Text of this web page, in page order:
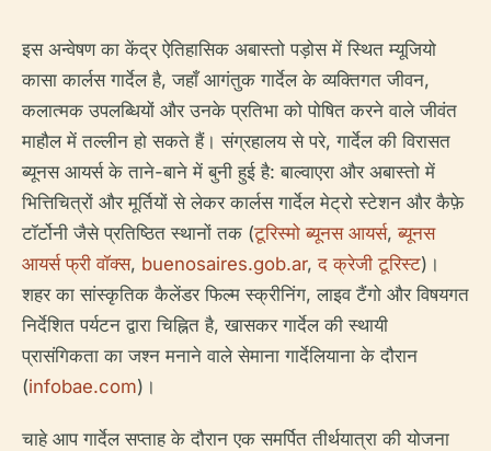
इस अन्वेषण का केंद्र ऐतिहासिक अबास्तो पड़ोस में स्थित म्यूजियो
कासा कार्लस गार्देल है, जहाँ आगंतुक गार्देल के व्यक्तिगत जीवन,
कलात्मक उपलब्धियों और उनके प्रतिभा को पोषित करने वाले जीवंत
माहौल में तल्लीन हो सकते हैं। संग्रहालय से परे, गार्देल की विरासत
ब्यूनस आयर्स के ताने-बाने में बुनी हुई है: बाल्वाएरा और अबास्तो में
भित्तिचित्रों और मूर्तियों से लेकर कार्लस गार्देल मेट्रो स्टेशन और कैफ़े
टॉर्टोनी जैसे प्रतिष्ठित स्थानों तक (टूरिस्मो ब्यूनस आयर्स,ब्यूनस
आयर्स फ्री वॉक्स, buenosaires.gob.ar,द क्रेजी टूरिस्ट)।
शहर का सांस्कृतिक कैलेंडर फिल्म स्क्रीनिंग, लाइव टैंगो और विषयगत
निर्देशित पर्यटन द्वारा चिह्नित है, खासकर गार्देल की स्थायी
प्रासंगिकता का जश्न मनाने वाले सेमाना गार्देलियाना के दौरान
(infobae.com)।
चाहे आप गार्देल सप्ताह के दौरान एक समर्पित तीर्थयात्रा की योजना